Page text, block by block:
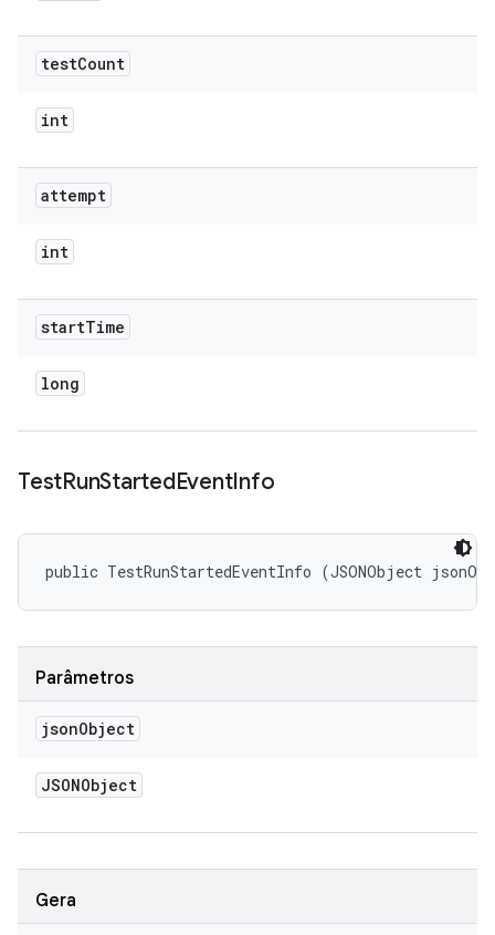
testCount
int
attempt
int
startTime
long
TestRunStartedEventInfo
public TestRunStartedEventInfo (JSONObject
Parâmetros
jsonObject
JSONObject
Gera